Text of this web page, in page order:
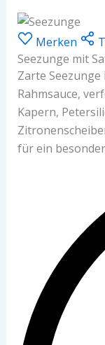
Merken
Seezunge mit
Zarte
Rahmsauce,
Kapern,
für ein